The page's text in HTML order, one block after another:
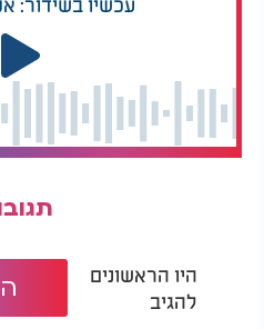
היו הראשונים
להגיב